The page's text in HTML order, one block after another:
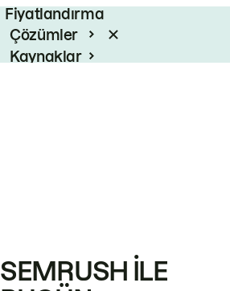
Fiyatlandırma
Çözümler
Kaynaklar
SEMRUSH ILE